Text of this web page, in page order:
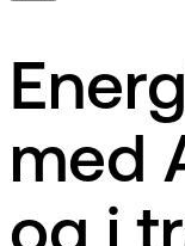
med